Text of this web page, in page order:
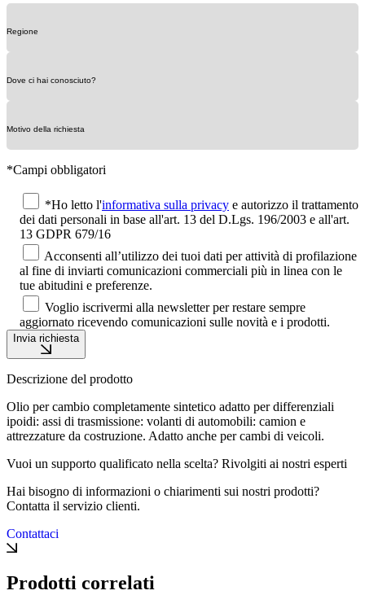
*Campi obbligatori
*Ho letto l'informativa sulla privacy e autorizzo il trattamento
dei dati personali in base all'art. 13 del D.Lgs. 196/2003 e all'art.
13 GDPR 679/16
Acconsenti all’utilizzo dei tuoi dati per attività di profilazione
al fine di inviarti comunicazioni commerciali più in linea con le
tue abitudini e preferenze.
Voglio iscrivermi alla newsletter per restare sempre
aggiornato ricevendo comunicazioni sulle novità e i prodotti.
Invia richiesta
Descrizione del prodotto
Olio per cambio completamente sintetico adatto per differenziali
ipoidi: assi di trasmissione: volanti di automobili: camion e
attrezzature da costruzione. Adatto anche per cambi di veicoli.
Vuoi un supporto qualificato nella scelta? Rivolgiti ai nostri esperti
Hai bisogno di informazioni o chiarimenti sui nostri prodotti?
Contatta il servizio clienti.
Contattaci
Prodotti correlati